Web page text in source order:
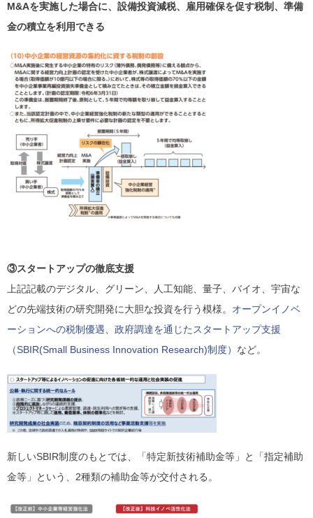
M&Aを実施した場合に、設備投資減税、雇用確保を促す税制、準備
金の積立を利用できる
③スタートアップの徹底支援
上記記載のデジタル、グリーン、人工知能、量子、バイオ、宇宙な
どの先端技術の研究開発に大胆な投資を行う模様。 オープンイノベ
ーションへの税制優遇
政府調達を通じたスタートアップ支援
（SBIR(Small Business Innovation Research)制度） など。
新しいSBIR制度のもとでは、「特定新技術補助金等」と「指定補助
金等」という、2種類の補助金等が交付される。